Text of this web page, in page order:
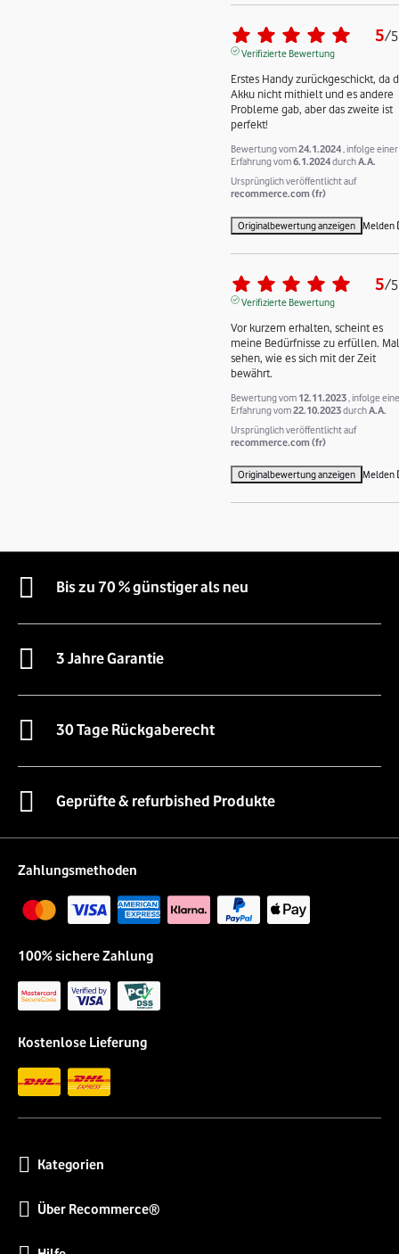
5/5
Verifizierte Bewertung
Erstes Handy zurückgeschickt, da
Akku nicht mithielt und es andere
Probleme gab, aber das zweite ist
perfekt!
Bewertung vom24.1.2024 , infolge einer
Erfahrung vom6.1.2024durchA.A.
Ursprünglich veröffentlicht auf
recommerce.com (fr)
Originalbewertung anzeigen Melden
5/5
Verifizierte Bewertung
Vor kurzem erhalten, scheint es
meine Bedürfnisse zu erfüllen. Mal
sehen, wie es sich mit der Zeit
bewährt.
Bewertung vom 12.11.2023 , infolge
Erfahrung vom22.10.2023durchA.A.
Ursprünglich veröffentlicht auf
recommerce.com (fr)
Originalbewertung anzeigen Melden
Bis zu 70 % günstiger als neu
3 Jahre Garantie
30 Tage Rückgaberecht
Geprüfte & refurbished Produkte
Zahlungsmethoden
100% sichere Zahlung
Kostenlose Lieferung
Kategorien
Über Recommerce®